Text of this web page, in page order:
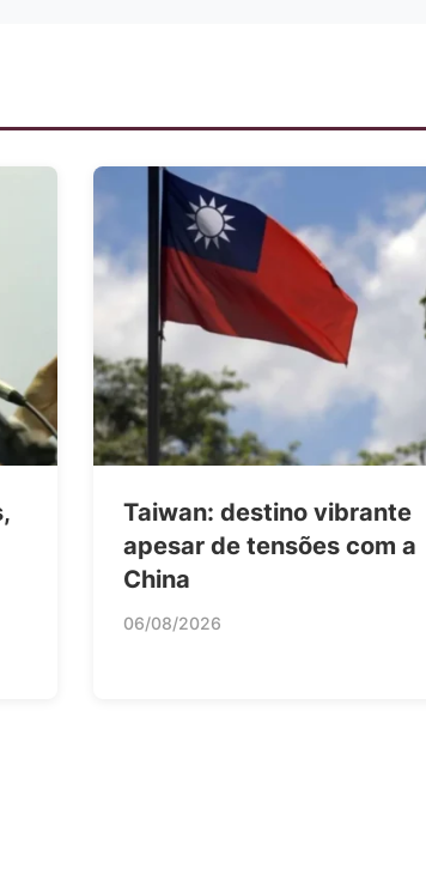
Taiwan: destino vibrante
apesar de tensões com a
China
06/08/2026